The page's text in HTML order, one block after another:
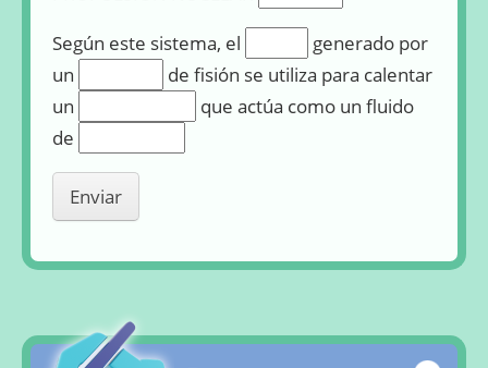
Según este sistema, el Rellenar huecos (2):
generado por
un
Rellenar huecos (3):de fisión se utiliza para calentar
un
Rellenar huecos (4):que actúa como un fluido
de